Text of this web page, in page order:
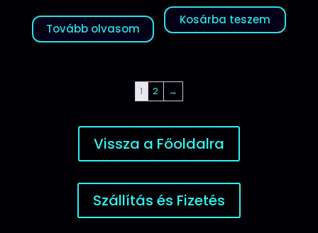
Tovább olvasom
Kosárba teszem
1 2 →
Vissza a Főoldalra
Szállítás és Fizetés